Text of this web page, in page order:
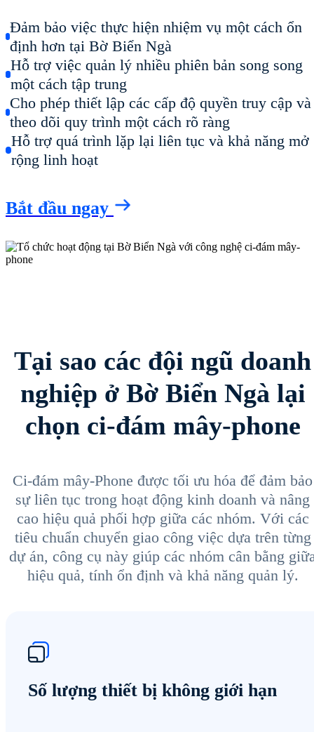
Đảm bảo việc thực hiện nhiệm vụ một cách ổn
định hơn tại Bờ Biển Ngà
Hỗ trợ việc quản lý nhiều phiên bản song song
một cách tập trung
Cho phép thiết lập các cấp độ quyền truy cập và
theo dõi quy trình một cách rõ ràng
Hỗ trợ quá trình lặp lại liên tục và khả năng mở
rộng linh hoạt
Bắt đầu ngay
Tại sao các đội ngũ doanh
nghiệp ở Bờ Biển Ngà lại
chọn ci-đám mây-phone
Ci-đám mây-Phone được tối ưu hóa để đảm bảo
sự liên tục trong hoạt động kinh doanh và nâng
cao hiệu quả phối hợp giữa các nhóm. Với các
tiêu chuẩn chuyển giao công việc dựa trên từng
dự án, công cụ này giúp các nhóm cân bằng
hiệu quả, tính ổn định và khả năng quản lý.
Số lượng thiết bị không giới hạn